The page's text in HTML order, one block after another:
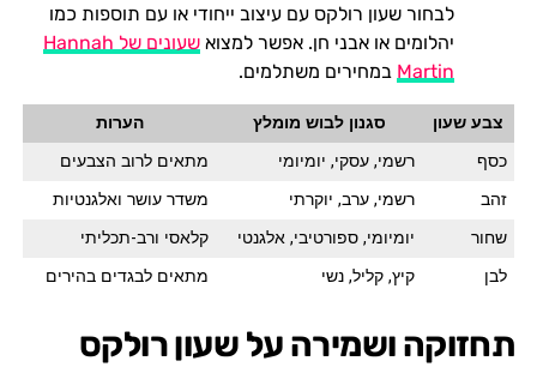
לבחור שעון רולקס עם עיצוב ייחודי או עם תוספות כמו
יהלומים או אבני חן. אפשר למצוא
שעונים של Hannah
Martin במחירים משתלמים.
צבע שעון סגנון לבוש מומלץ
הערות
כסף
רשמי, עסקי, יומיומי
מתאים לרוב הצבעים
זהב
רשמי, ערב, יוקרתי
משדר עושר ואלגנטיות
שחור
יומיומי, ספורטיבי, אלגנטי
קלאסי ורב-תכליתי
לבן
קיץ, קליל, נשי מתאים לבגדים בהירים
תחזוקה ושמירה על שעון רולקס